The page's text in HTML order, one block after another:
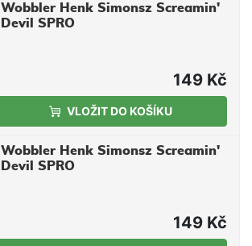
Wobbler Henk Simonsz Screamin'
Devil SPRO
149 Kč
VLOŽIT DO KOŠÍKU
Wobbler Henk Simonsz Screamin'
Devil SPRO
149 Kč